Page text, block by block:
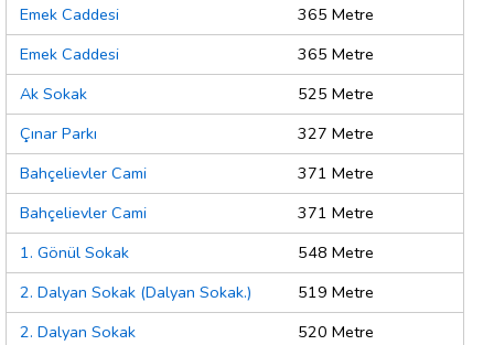
Emek Caddesi
365 Metre
Emek Caddesi
365 Metre
Ak Sokak
525 Metre
Çınar Parkı
327 Metre
Bahçelievler Cami
371 Metre
Bahçelievler Cami
371 Metre
1. Gönül Sokak
548 Metre
2. Dalyan Sokak (Dalyan Sokak.)
519 Metre
2. Dalyan Sokak
520 Metre